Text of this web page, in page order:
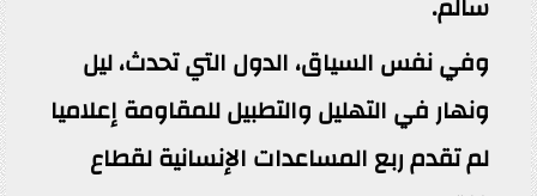
وفي نفس السياق، الدول التي تحدث، ليل
ونهار في التهليل والتطبيل للمقاومة إعلاميا
لم تقدم ربع المساعدات الإنسانية لقطاع